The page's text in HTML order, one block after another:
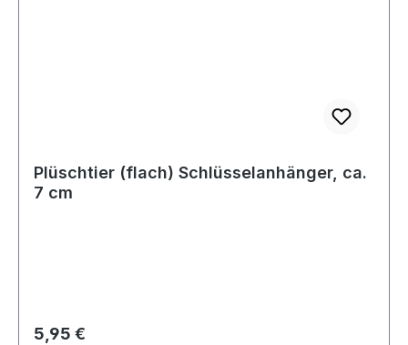
Plüschtier (flach) Schlüsselanhänger, ca.
7 cm
Regulärer Preis:
5,95 €